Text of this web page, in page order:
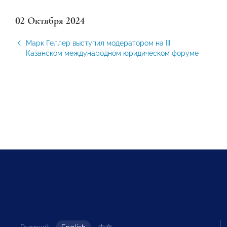
02 Октября 2024
Марк Геллер выступил модератором на III
Казанском международном юридическом форуме